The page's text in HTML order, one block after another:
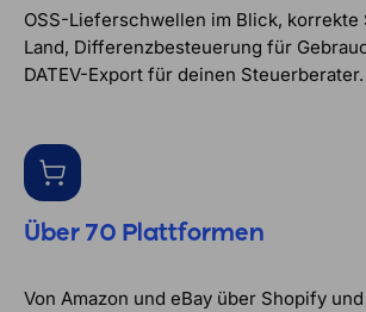
OSS-Lieferschwellen im Blick, korrekte
Land, Differenzbesteuerung für
DATEV-Export für deinen Steuerberater.
Über 70 Plattformen
Von Amazon und eBay über Shopify